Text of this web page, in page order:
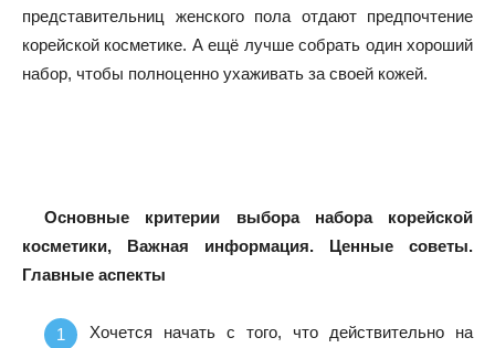
представительниц женского пола отдают предпочтение
корейской косметике. А ещё лучше собрать один хороший
набор, чтобы полноценно ухаживать за своей кожей.
Основные критерии выбора набора корейской
косметики, Важная информация. Ценные советы.
Главные аспекты
Хочется начать с того, что действительно на